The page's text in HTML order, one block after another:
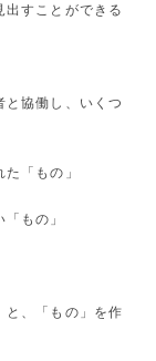
すことができる
協働し、いくつ
「もの」
もの」
と、「もの」を作